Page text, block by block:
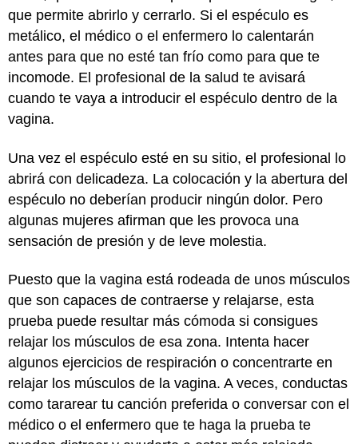
que permite abrirlo y cerrarlo. Si el espéculo es
metálico, el médico o el enfermero lo calentarán
antes para que no esté tan frío como para que te
incomode. El profesional de la salud te avisará
cuando te vaya a introducir el espéculo dentro de la
vagina.
Una vez el espéculo esté en su sitio, el profesional lo
abrirá con delicadeza. La colocación y la abertura del
espéculo no deberían producir ningún dolor. Pero
algunas mujeres afirman que les provoca una
sensación de presión y de leve molestia.
Puesto que la vagina está rodeada de unos músculos
que son capaces de contraerse y relajarse, esta
prueba puede resultar más cómoda si consigues
relajar los músculos de esa zona. Intenta hacer
algunos ejercicios de respiración o concentrarte en
relajar los músculos de la vagina. A veces, conductas
como tararear tu canción preferida o conversar con el
médico o el enfermero que te haga la prueba te